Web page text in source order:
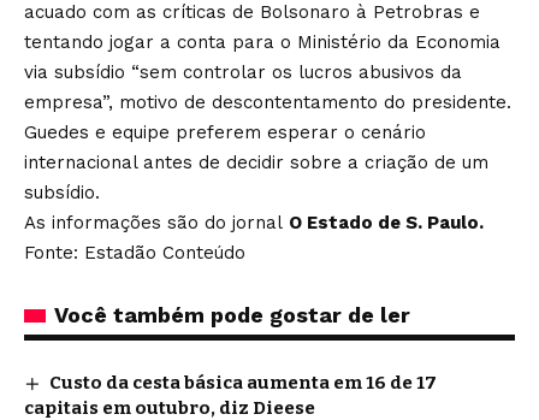
acuado com as críticas de Bolsonaro à Petrobras e
tentando jogar a conta para o Ministério da Economia
via subsídio “sem controlar os lucros abusivos da
empresa”, motivo de descontentamento do presidente.
Guedes e equipe preferem esperar o cenário
internacional antes de decidir sobre a criação de um
subsídio.
As informações são do jornal O Estado de S. Paulo.
Fonte: Estadão Conteúdo
Você também pode gostar de ler
Custo da cesta básica aumenta em 16 de 17
capitais em outubro, diz Dieese